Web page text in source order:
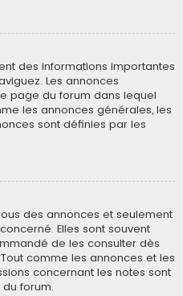
des informations importantes
Les annonces
page du forum dans lequel
les annonces générales, les
sont définies par les
des annonces et seulement
Elles sont souvent
de les consulter dès
comme les annonces et les
concernant les notes sont
forum.